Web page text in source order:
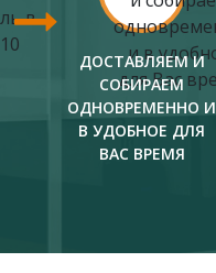
ДОСТАВЛЯЕМ И
СОБИРАЕМ
ОДНОВРЕМЕННО И
В УДОБНОЕ ДЛЯ
ВАС ВРЕМЯ